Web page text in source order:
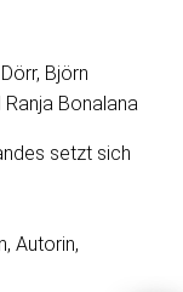
Björn
Ranja Bonalana
setzt sich
Autorin,